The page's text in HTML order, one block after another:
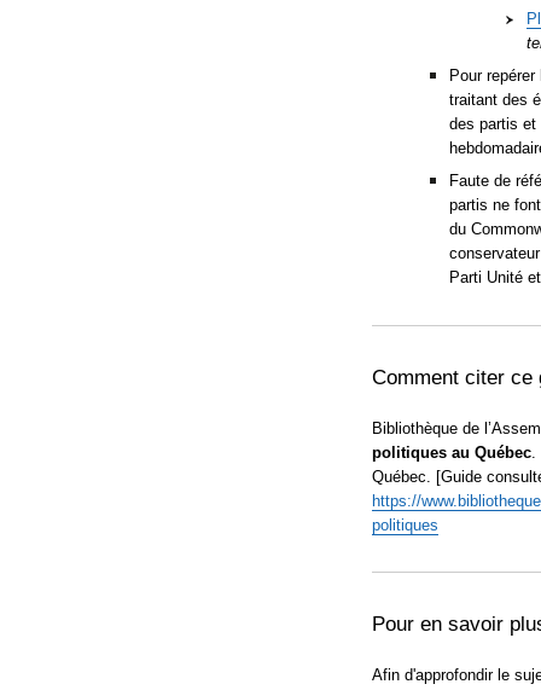
Pour
traitant des
des partis et
Faute de
partis ne
du
Parti Unité
Comment citer ce
Bibliothèque de
politiques au Québec.
Québec. [Guide
https://
politiques
Pour en savoir
Afin d'approfondir le